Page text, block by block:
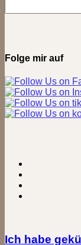
Mühlheim
Folge mir auf
Ich habe